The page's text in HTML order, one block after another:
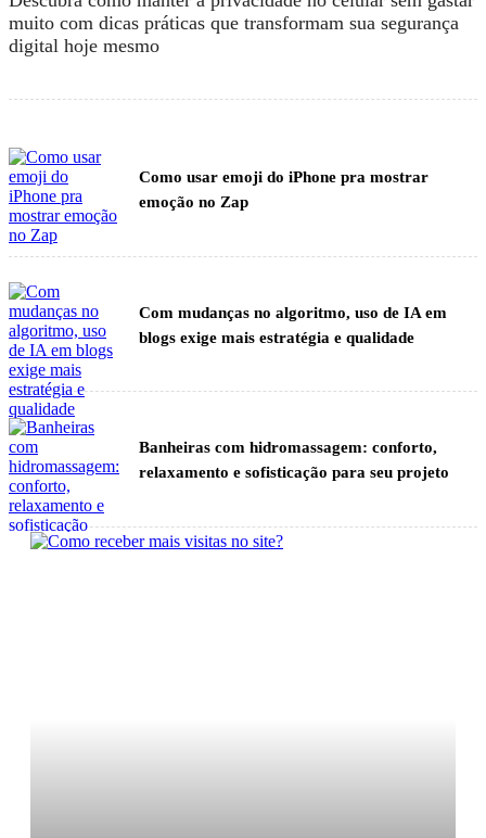
muito com dicas práticas que transformam sua segurança
digital hoje mesmo
Como usar emoji do iPhone pra mostrar
emoção no Zap
Com mudanças no algoritmo, uso de IA em
blogs exige mais estratégia e qualidade
Banheiras com hidromassagem: conforto,
relaxamento e sofisticação para seu projeto